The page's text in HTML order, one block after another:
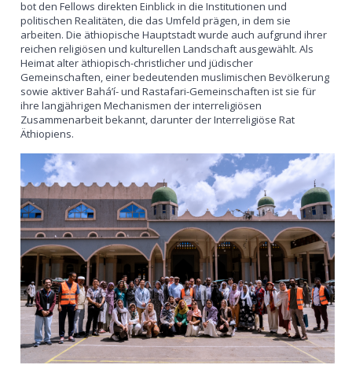
bot den Fellows direkten Einblick in die Institutionen und
politischen Realitäten, die das Umfeld prägen, in dem sie
arbeiten. Die äthiopische Hauptstadt wurde auch aufgrund ihrer
reichen religiösen und kulturellen Landschaft ausgewählt. Als
Heimat alter äthiopisch-christlicher und jüdischer
Gemeinschaften, einer bedeutenden muslimischen Bevölkerung
sowie aktiver Bahá’í- und Rastafari-Gemeinschaften ist sie für
ihre langjährigen Mechanismen der interreligiösen
Zusammenarbeit bekannt, darunter der Interreligiöse Rat
Äthiopiens.